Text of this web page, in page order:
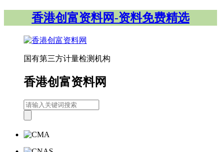
香港创富资料网-资料免费精选
国有第三方计量检测机构
香港创富资料网